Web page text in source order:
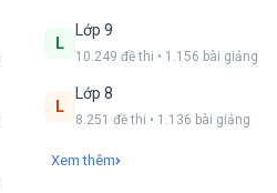
L
Lớp 9
10.249 đề thi • 1.156 bài giảng
L
Lớp 8
8.251 đề thi • 1.136 bài giảng
Xem thêm